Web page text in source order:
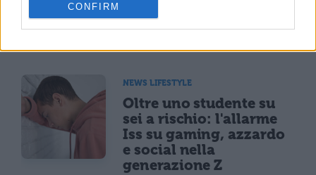
CONFIRM
funziona il controllo
NEWS LIFESTYLE
Oltre uno studente su
sei a rischio: l'allarme
Iss su gaming, azzardo
e social nella
generazione Z